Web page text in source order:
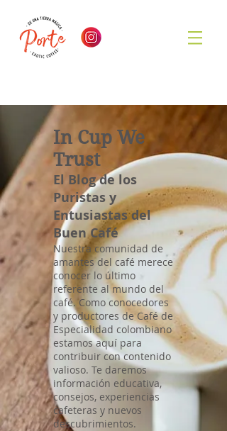
In Cup We
Trust
El Blog de los
Puristas y
Entusiastas del
Buen Café
Nuestra comunidad de
amantes del café merece
conocer lo último
referente al mundo del
café. Como conocedores
y productores de Café de
Especialidad colombiano
estamos aquí para
contribuir con contenido
valioso. Te daremos
información educativa,
consejos, experiencias
cafeteras y nuevos
descubrimientos.